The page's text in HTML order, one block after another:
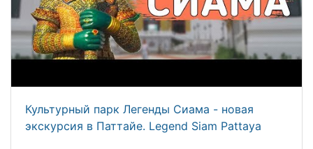
Культурный парк Легенды Сиама - новая
экскурсия в Паттайе. Legend Siam Pattaya